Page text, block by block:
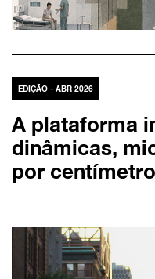
EDIÇÃO - ABR 2026
A plataforma
dinâmicas,
por